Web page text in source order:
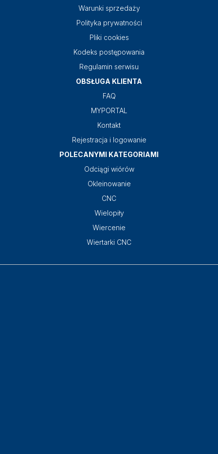
Warunki sprzedaży
Polityka prywatności
Pliki cookies
Kodeks postępowania
Regulamin serwisu
OBSŁUGA KLIENTA
FAQ
MYPORTAL
Kontakt
Rejestracja i logowanie
POLECANYMI KATEGORIAMI
Odciągi wiórów
Okleinowanie
CNC
Wielopiły
Wiercenie
Wiertarki CNC